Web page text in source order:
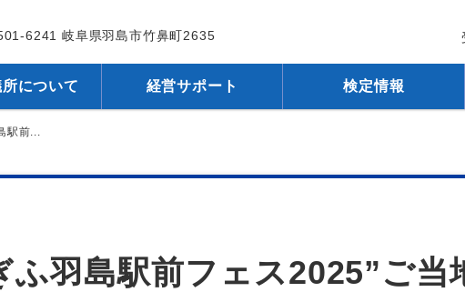
6241 岐阜県羽島市竹鼻町2635
について 経営サポート 検定情報
駅前...
ふ羽島駅前フェス2025”ご当